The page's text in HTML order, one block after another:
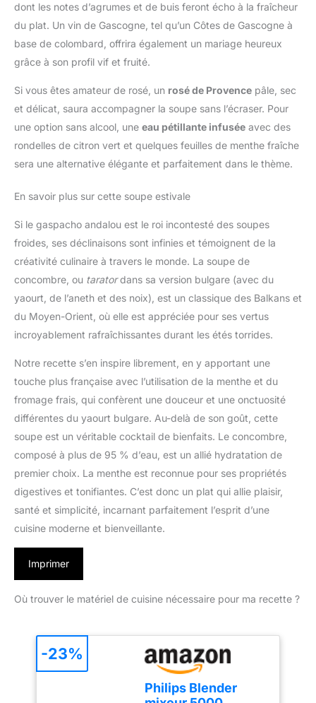
dont les notes d’agrumes et de buis feront écho à la fraîcheur
du plat. Un vin de Gascogne, tel qu’un Côtes de Gascogne à
base de colombard, offrira également un mariage heureux
grâce à son profil vif et fruité.
Si vous êtes amateur de rosé, un rosé de Provence pâle, sec
et délicat, saura accompagner la soupe sans l’écraser. Pour
une option sans alcool, une eau pétillante infusée avec des
rondelles de citron vert et quelques feuilles de menthe fraîche
sera une alternative élégante et parfaitement dans le thème.
En savoir plus sur cette soupe estivale
Si le gaspacho andalou est le roi incontesté des soupes
froides, ses déclinaisons sont infinies et témoignent de la
créativité culinaire à travers le monde. La soupe de
concombre, ou taratordans sa version bulgare (avec du
yaourt, de l’aneth et des noix), est un classique des Balkans et
du Moyen-Orient, où elle est appréciée pour ses vertus
incroyablement rafraîchissantes durant les étés torrides.
Notre recette s’en inspire librement, en y apportant une
touche plus française avec l’utilisation de la menthe et du
fromage frais, qui confèrent une douceur et une onctuosité
différentes du yaourt bulgare. Au-delà de son goût, cette
soupe est un véritable cocktail de bienfaits. Le concombre,
composé à plus de 95 % d’eau, est un allié hydratation de
premier choix. La menthe est reconnue pour ses propriétés
digestives et tonifiantes. C’est donc un plat qui allie plaisir,
santé et simplicité, incarnant parfaitement l’esprit d’une
cuisine moderne et bienveillante.
Imprimer
Où trouver le matériel de cuisine nécessaire pour ma recette ?
Philips Blender
-23%